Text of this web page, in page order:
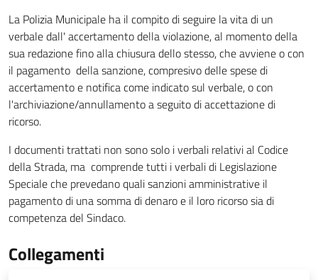
La Polizia Municipale ha il compito di seguire la vita di un
verbale dall' accertamento della violazione, al momento della
sua redazione fino alla chiusura dello stesso, che avviene o con
il pagamento della sanzione, compresivo delle spese di
accertamento e notifica come indicato sul verbale, o con
l'archiviazione/annullamento a seguito di accettazione di
ricorso.
I documenti trattati non sono solo i verbali relativi al Codice
della Strada, ma comprende tutti i verbali di Legislazione
Speciale che prevedano quali sanzioni amministrative il
pagamento di una somma di denaro e il loro ricorso sia di
competenza del Sindaco.
Collegamenti